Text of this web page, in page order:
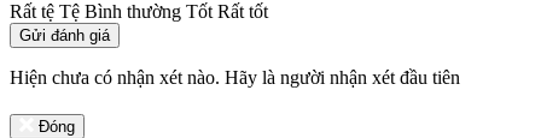
Rất tệ Tệ Bình thường Tốt Rất tốt
Gửi đánh giá
Hiện chưa có nhận xét nào. Hãy là người nhận xét đầu tiên
Đóng